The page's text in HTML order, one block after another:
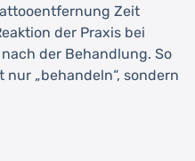
Zeit
der Praxis bei
der Behandlung. So
„behandeln“, sondern